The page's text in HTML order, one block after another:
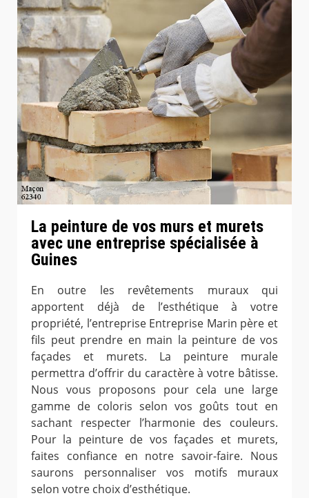
La peinture de vos murs et murets
avec une entreprise spécialisée à
Guines
En outre les revêtements muraux qui
apportent déjà de l’esthétique à votre
propriété, l’entreprise Entreprise Marin père et
fils peut prendre en main la peinture de vos
façades et murets. La peinture murale
permettra d’offrir du caractère à votre bâtisse.
Nous vous proposons pour cela une large
gamme de coloris selon vos goûts tout en
sachant respecter l’harmonie des couleurs.
Pour la peinture de vos façades et murets,
faites confiance en notre savoir-faire. Nous
saurons personnaliser vos motifs muraux
selon votre choix d’esthétique.